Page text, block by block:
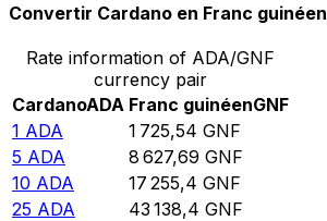
Convertir Cardano en Franc guinéen
Rate information of ADA/GNF
currency pair
CardanoADA Franc guinéenGNF
1 ADA 1 725,54 GNF
5 ADA 8 627,69 GNF
10 ADA 17 255,4 GNF
25 ADA 43 138,4 GNF